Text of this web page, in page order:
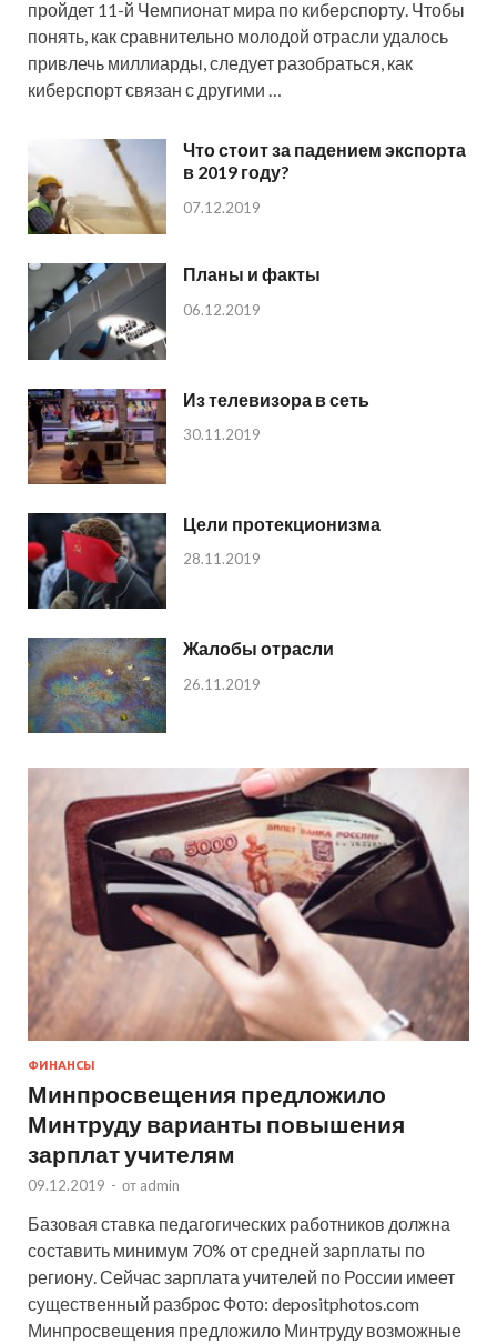
пройдет 11-й Чемпионат мира по киберспорту. Чтобы
понять, как сравнительно молодой отрасли удалось
привлечь миллиарды, следует разобраться, как
киберспорт связан с другими …
Что стоит за падением экспорта
в 2019 году?
07.12.2019
Планы и факты
06.12.2019
Из телевизора в сеть
30.11.2019
Цели протекционизма
28.11.2019
Жалобы отрасли
26.11.2019
ФИНАНСЫ
Минпросвещения предложило
Минтруду варианты повышения
зарплат учителям
09.12.2019 - от admin
Базовая ставка педагогических работников должна
составить минимум 70% от средней зарплаты по
региону. Сейчас зарплата учителей по России имеет
существенный разброс Фото: depositphotos.com
Минпросвещения предложило Минтруду возможные